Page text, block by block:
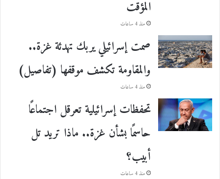
المؤقت
منذ 4 ساعات
صمت إسرائيلي يربك تهدئة غزة..
والمقاومة تكشف موقفها (تفاصيل)
منذ 4 ساعات
تحفظات إسرائيلية تعرقل اجتماعًا
حاسمًا بشأن غزة.. ماذا تريد تل
أبيب؟
منذ 4 ساعات